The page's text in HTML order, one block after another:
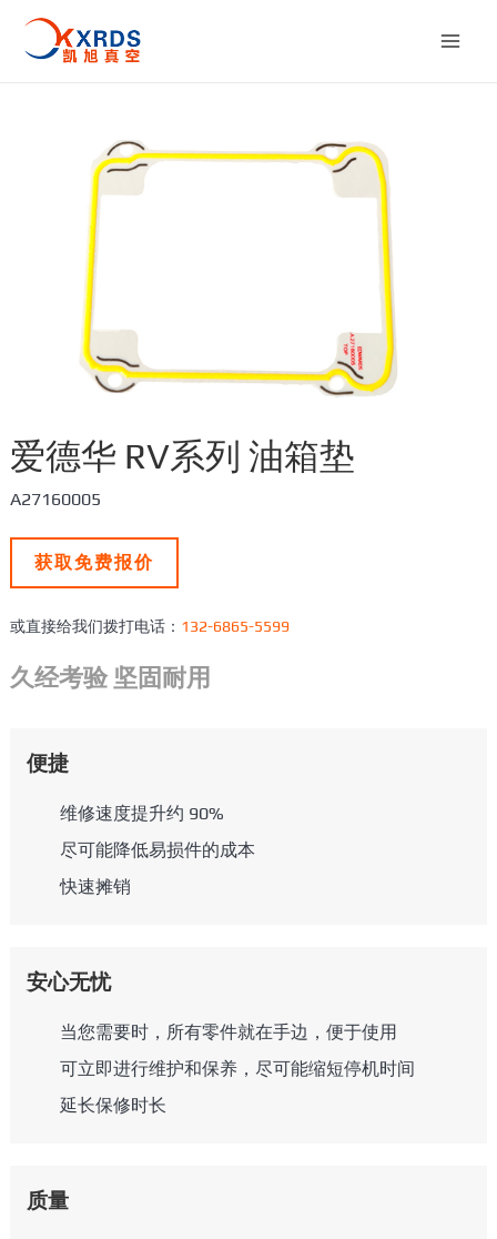
爱德华 RV系列 油箱垫
A27160005
获取免费报价
或直接给我们拨打电话： 132-6865-5599
久经考验 坚固耐用
便捷
维修速度提升约 90%
尽可能降低易损件的成本
快速摊销
安心无忧
当您需要时，所有零件就在手边，便于使用
可立即进行维护和保养，尽可能缩短停机时间
延长保修时长
质量